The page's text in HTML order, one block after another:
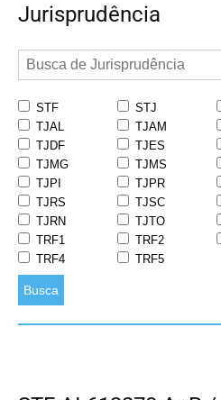
Jurisprudência
STF STJ
TJAL
TJAM
TJDF
TJES
TJMG
TJMS
TJPI
TJPR
TJRS
TJSC
TJRN
TJTO
TRF1
TRF2
TRF4
TRF5
Busca